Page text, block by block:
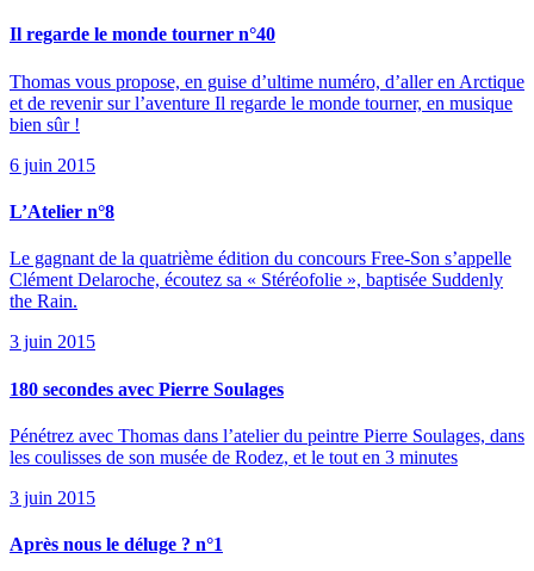
Il regarde le monde tourner n°40
Thomas vous propose, en guise d’ultime numéro, d’aller en Arctique
et de revenir sur l’aventure Il regarde le monde tourner, en musique
bien sûr !
6 juin 2015
L’Atelier n°8
Le gagnant de la quatrième édition du concours Free-Son s’appelle
Clément Delaroche, écoutez sa « Stéréofolie », baptisée Suddenly
the Rain.
3 juin 2015
180 secondes avec Pierre Soulages
Pénétrez avec Thomas dans l’atelier du peintre Pierre Soulages, dans
les coulisses de son musée de Rodez, et le tout en 3 minutes
3 juin 2015
Après nous le déluge ? n°1